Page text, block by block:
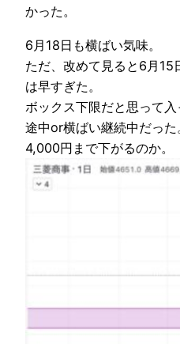
かった。
6月18日も横ばい気味。
ただ、改めて見ると6月
は早すぎた。
ボックス下限だと思って
途中or横ばい継続中だった
4,000円まで下がるのか。